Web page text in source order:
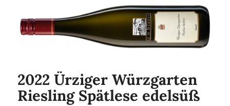
2022 Ürziger Würzgarten
Riesling Spätlese edelsüß